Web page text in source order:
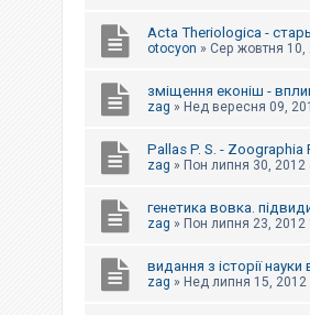
Acta Theriologica -
otocyon » Сер жовтня 10,
зміщення еконіш -
zag » Нед вересня 09,
Pallas P. S. -
zag » Пон липня 30, 2012
генетика вовка.
zag » Пон липня 23, 2012
видання з історії науки
zag » Нед липня 15, 2012